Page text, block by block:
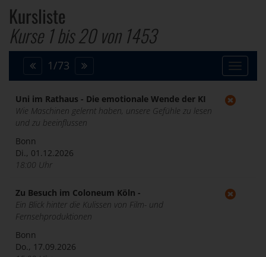
Kursliste
Kurse 1 bis20von 1453
Toggle
1/73
Uni im Rathaus - Die emotionale Wende der KI
Wie Maschinen gelernt haben, unsere Gefühle zu lesen
und zu beeinflussen
Bonn
Di., 01.12.2026
18:00 Uhr
Zu Besuch im Coloneum Köln -
Ein Blick hinter die Kulissen von Film- und
Fernsehproduktionen
Bonn
Do., 17.09.2026